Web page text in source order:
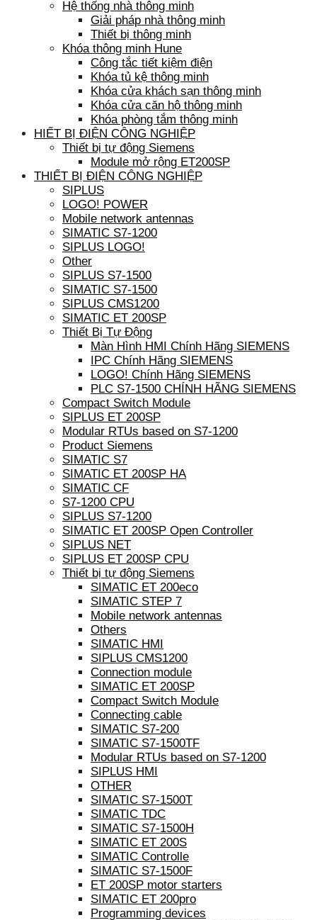
Hệ thống nhà thông minh
Giải pháp nhà thông minh
Thiết bị thông minh
Khóa thông minh Hune
Công tắc tiết kiệm điện
Khóa tủ kệ thông minh
Khóa cửa khách sạn thông minh
Khóa cửa căn hộ thông minh
Khóa phòng tắm thông minh
HIẾT BỊ ĐIỆN CÔNG NGHIỆP
Thiết bị tự động Siemens
Module mở rộng ET200SP
THIẾT BỊ ĐIỆN CÔNG NGHIỆP
SIPLUS
LOGO! POWER
Mobile network antennas
SIMATIC S7-1200
SIPLUS LOGO!
Other
SIPLUS S7-1500
SIMATIC S7-1500
SIPLUS CMS1200
SIMATIC ET 200SP
Thiết Bị Tự Động
Màn Hình HMI Chính Hãng SIEMENS
IPC Chính Hãng SIEMENS
LOGO! Chính Hãng SIEMENS
PLC S7-1500 CHÍNH HÃNG SIEMENS
Compact Switch Module
SIPLUS ET 200SP
Modular RTUs based on S7-1200
Product Siemens
SIMATIC S7
SIMATIC ET 200SP HA
SIMATIC CF
S7-1200 CPU
SIPLUS S7-1200
SIMATIC ET 200SP Open Controller
SIPLUS NET
SIPLUS ET 200SP CPU
Thiết bị tự động Siemens
SIMATIC ET 200eco
SIMATIC STEP 7
Mobile network antennas
Others
SIMATIC HMI
SIPLUS CMS1200
Connection module
SIMATIC ET 200SP
Compact Switch Module
Connecting cable
SIMATIC S7-200
SIMATIC S7-1500TF
Modular RTUs based on S7-1200
SIPLUS HMI
OTHER
SIMATIC S7-1500T
SIMATIC TDC
SIMATIC S7-1500H
SIMATIC ET 200S
SIMATIC Controlle
SIMATIC S7-1500F
ET 200SP motor starters
SIMATIC ET 200pro
Programming devices